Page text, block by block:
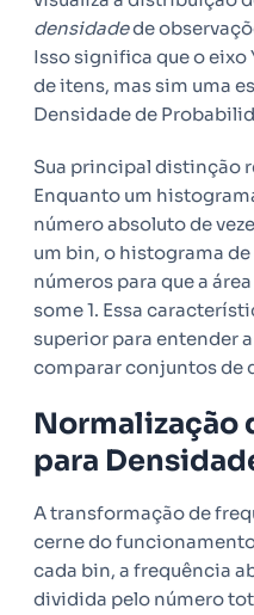
densidadede
Isso significa que o
de itens, mas sim uma
Densidade de
Sua principal distinção
Enquanto um
número absoluto de
um bin, o histograma
números para que a
some 1. Essa
superior para entender
comparar conjuntos de
Normalização
para
A transformação de
cerne do
cada bin, a frequência
dividida pelo número